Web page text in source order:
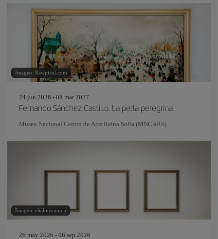
Imagen: Rawpixel.com
24 jun 2026 - 08 mar 2027
Fernando Sánchez Castillo. La perla peregrina
Museo Nacional Centro de Arte Reina Sofía (MNCARS)
Imagen: eliahinsomnia
26 may 2026 - 06 sep 2026